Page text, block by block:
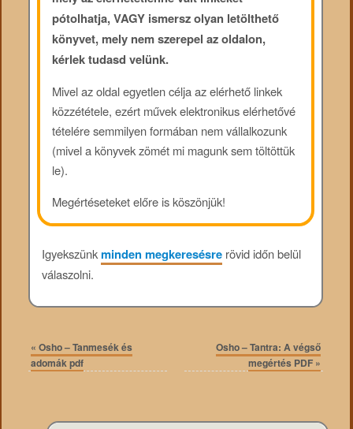
pótolhatja, VAGY ismersz olyan letölthető
könyvet, mely nem szerepel az oldalon,
kérlek tudasd velünk.
Mivel az oldal egyetlen célja az elérhető linkek
közzététele, ezért művek elektronikus elérhetővé
tételére semmilyen formában nem vállalkozunk
(mivel a könyvek zömét mi magunk sem töltöttük
le).
Megértéseteket előre is köszönjük!
Igyekszünkminden megkeresésrerövid időn belül
válaszolni.
« Osho – Tanmesék és
adomák pdf
Osho – Tantra: A végső
megértés PDF »